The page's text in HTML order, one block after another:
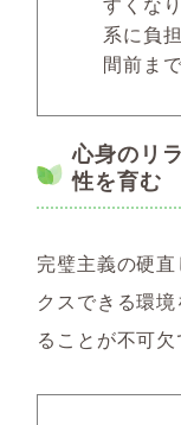
系に負
間前ま
心身のリ
性を育む
完璧主義の硬
クスできる環
ることが不可欠